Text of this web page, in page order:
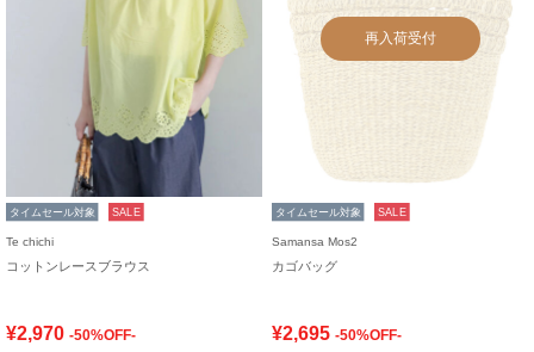
タイムセール対象 SALE
Te chichi
コットンレースブラウス
¥2,970 -50%OFF-
再入荷受付
タイムセール対象 SALE
Samansa Mos2
カゴバッグ
¥2,695 -50%OFF-